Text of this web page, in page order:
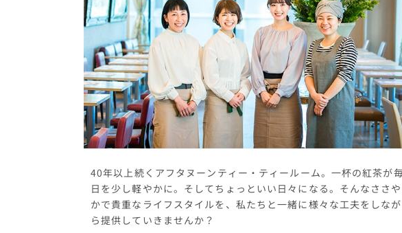
40年以上続くアフタヌーンティー・ティールーム。一杯の紅茶が
日を少し軽やかに。そしてちょっといい日々になる。そんなささや
かで貴重なライフスタイルを、私たちと一緒に様々な工夫をしなが
ら提供していきませんか？